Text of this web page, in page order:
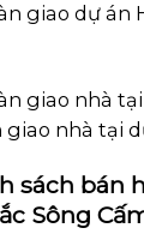
giao nhà tại
sách bán
Sông